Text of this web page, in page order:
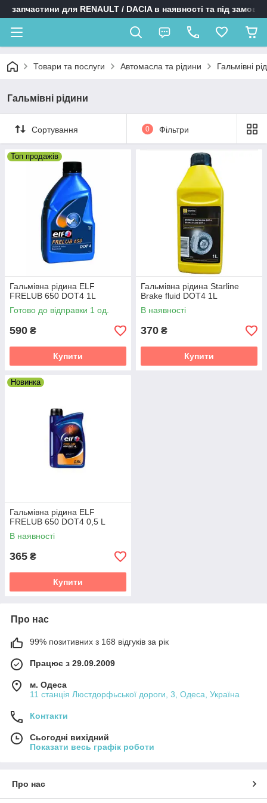
запчастини для RENAULT / DACIA в наявності та під
Товари та послуги Автомасла та рідини Гальмівні
Гальмівні рідини
Сортування 0 Фільтри
Топ продажів
Гальмівна рідина ELF
FRELUB 650 DOT4 1L
Готово до відправки 1 од.
590 ₴
Купити
Гальмівна рідина Starline
Brake fluid DOT4 1L
В наявності
370 ₴
Купити
Новинка
Гальмівна рідина ELF
FRELUB 650 DOT4 0,5 L
В наявності
365 ₴
Купити
Про нас
99% позитивних з 168 відгуків за рік
Працює з 29.09.2009
м. Одеса
11 станція Люстдорфьської дороги, 3, Одеса, Україна
Контакти
Сьогодні вихідний
Показати весь графік роботи
Про нас